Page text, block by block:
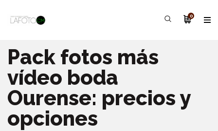
0
Pack fotos más
vídeo boda
Ourense: precios y
opciones